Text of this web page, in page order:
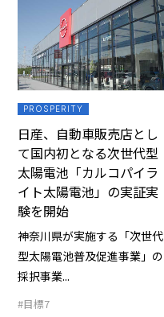
PROSPERITY
日産、自動車販売店とし
て国内初となる次世代型
太陽電池「カルコパイラ
イト太陽電池」の実証実
験を開始
神奈川県が実施する「次世代
型太陽電池普及促進事業」の
採択事業...
#目標7